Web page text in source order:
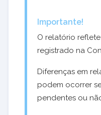
Importante!
O relatório
registrado na
Diferenças em
podem ocorrer
pendentes ou